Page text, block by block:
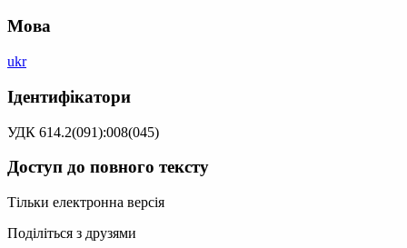
Мова
ukr
Ідентифікатори
УДК 614.2(091):008(045)
Доступ до повного тексту
Тільки електронна версія
Поділіться з друзями